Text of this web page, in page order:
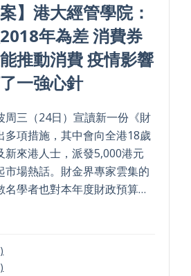
】港大經管學院：
年為差 消費券
推動消費 疫情影響
一強心針
周三（24日）宣讀新一份《財
多項措施，其中會向全港18歲
新來港人士，派發5,000港元
市場熱話。財金界專家雲集的
名學者也對本年度財政預算…